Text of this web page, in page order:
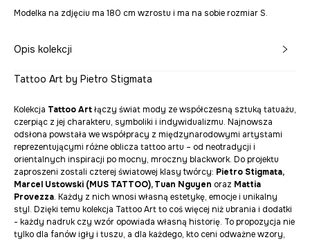
Modelka na zdjęciu ma 180 cm wzrostu i ma na sobie rozmiar S.
Opis kolekcji
Tattoo Art by Pietro Stigmata
Kolekcja Tattoo Artłączy świat mody ze współczesną sztuką tatuażu,
czerpiąc z jej charakteru, symboliki i indywidualizmu. Najnowsza
odsłona powstała we współpracy z międzynarodowymi artystami
reprezentującymi różne oblicza tattoo artu – od neotradycji i
orientalnych inspiracji po mocny, mroczny blackwork. Do projektu
zaproszeni zostali czterej światowej klasy twórcy: Pietro Stigmata,
Marcel Ustowski (MUS TATTOO), Tuan Nguyen oraz Mattia
Provezza. Każdy z nich wnosi własną estetykę, emocje i unikalny
styl. Dzięki temu kolekcja Tattoo Art to coś więcej niż ubrania i dodatki
- każdy nadruk czy wzór opowiada własną historię. To propozycja nie
tylko dla fanów igły i tuszu, a dla każdego, kto ceni odważne wzory,